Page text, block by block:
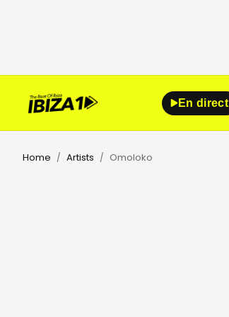
En direct
Home / Artists / Omoloko